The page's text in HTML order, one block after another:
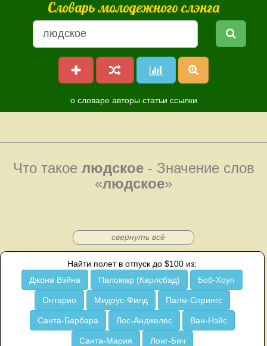
Словарь молодежного слэнга
о словаре авторы статьи ссылки
Что такое людское- Значение слов
«людское»
свернуть всё
Найти полет в отпуск до $100 из:
Джона Вэйна
Паломар (Карлсбад) Боб-Хоуп
Онтарио Мидоус-Филд Палм-Спрингс
Санта-Барбара Лос-Анджелес Ван-Нэйс
Санта-Мария Лонг-Бич